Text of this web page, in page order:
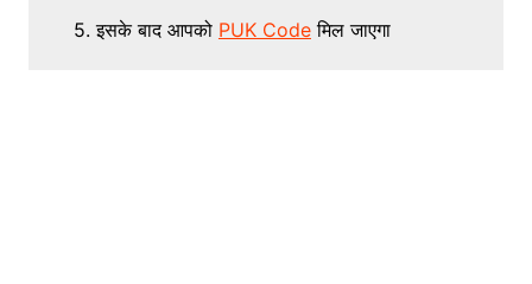
5. इसके बाद आपको PUK Codeमिल जाएगा